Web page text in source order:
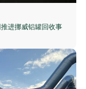
进挪威铝罐回收事